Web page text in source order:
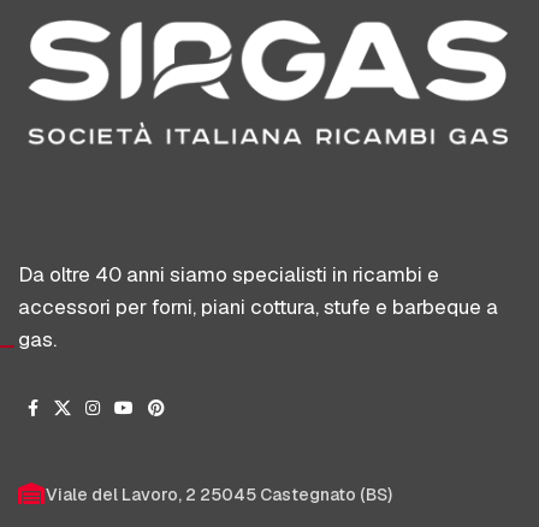
Da oltre 40 anni siamo specialisti in ricambi e
accessori per forni, piani cottura, stufe e barbeque a
gas.
Viale del Lavoro, 2 25045 Castegnato (BS)